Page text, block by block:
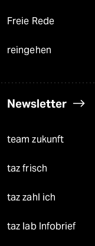
Freie Rede
reingehen
Newsletter
team zukunft
taz frisch
taz zahl ich
taz lab Infobrief